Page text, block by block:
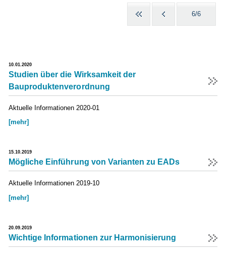
6/6
10.01.2020
Studien über die Wirksamkeit der
Bauproduktenverordnung
Aktuelle Informationen 2020-01
[mehr]
15.10.2019
Mögliche Einführung von Varianten zu EADs
Aktuelle Informationen 2019-10
[mehr]
20.09.2019
Wichtige Informationen zur Harmonisierung